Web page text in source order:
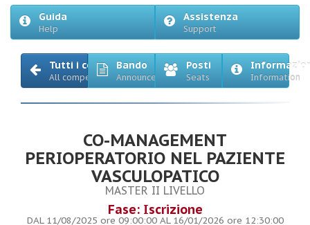
Guida
Help
Assistenza
Support
Tutti i concorsi
All competitions
Bando
Announcement
Posti
Seats Information
CO-MANAGEMENT
PERIOPERATORIO NEL PAZIENTE
VASCULOPATICO
MASTER II LIVELLO
Fase: Iscrizione
DAL 11/08/2025 ore 09:00:00 AL 16/01/2026 ore 12:30:00